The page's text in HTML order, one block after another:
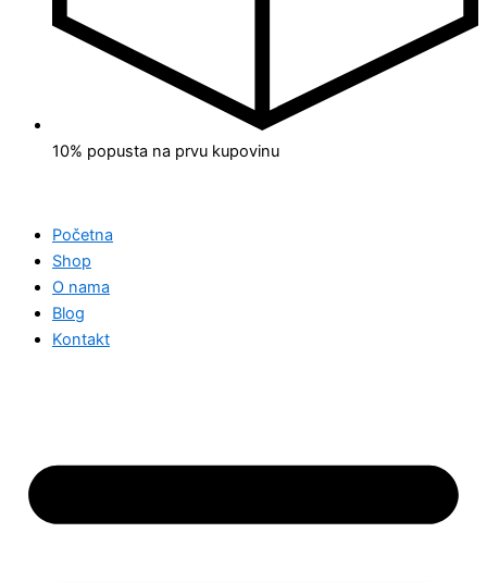
10% popusta na prvu kupovinu
Početna
Shop
O nama
Blog
Kontakt